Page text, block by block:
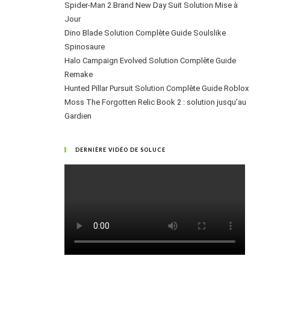
Spider-Man 2 Brand New Day Suit Solution Mise à
Jour
Dino Blade Solution Complète Guide Soulslike
Spinosaure
Halo Campaign Evolved Solution Complète Guide
Remake
Hunted Pillar Pursuit Solution Complète Guide Roblox
Moss The Forgotten Relic Book 2 : solution jusqu’au
Gardien
DERNIÈRE VIDÉO DE SOLUCE